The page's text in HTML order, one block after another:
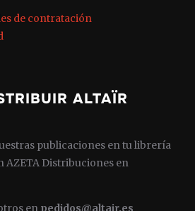
de contratación
ALTAÏR
publicaciones en tu librería
AZETA Distribuciones en
en pedidos@altair.es